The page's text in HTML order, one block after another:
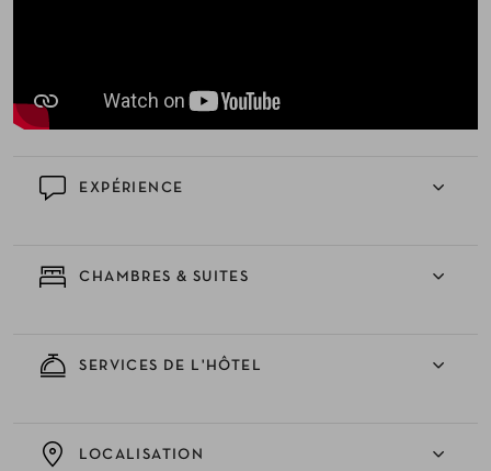
EXPÉRIENCE
CHAMBRES & SUITES
SERVICES DE L'HÔTEL
LOCALISATION